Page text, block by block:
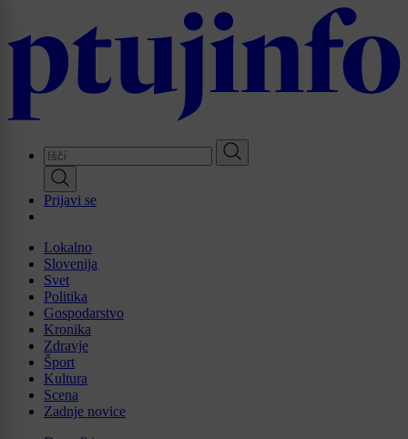
main
Prijavi se
Lokalno
Slovenija
Svet
Politika
Gospodarstvo
Kronika
Zdravje
Šport
Kultura
Scena
Zadnje novice